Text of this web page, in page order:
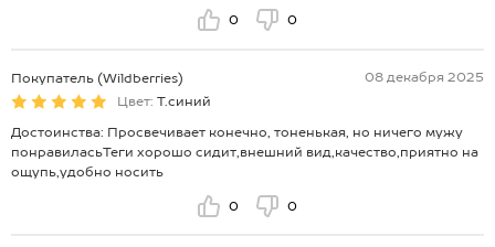
0 0
Покупатель (Wildberries)
08 декабря 2025
Цвет: Т.синий
Достоинства: Просвечивает конечно, тоненькая, но ничего мужу
понравиласьТеги хорошо сидит,внешний вид,качество,приятно на
ощупь,удобно носить
0 0